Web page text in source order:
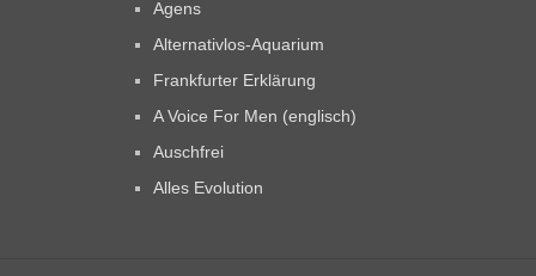
Agens
Alternativlos-Aquarium
Frankfurter Erklärung
A Voice For Men (englisch)
Auschfrei
Alles Evolution